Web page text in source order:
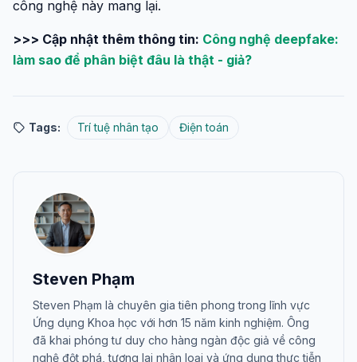
Lợi ích của điện toán đám mây đối với các doanh
nghiệp.
công nghệ này ngay hôm nay để đưa doanh nghiệp
công nghệ này mang lại.
>>> Cập nhật thêm thông tin:
làm sao để phân biệt đâu là thật - giả?
Tags: Trí tuệ nhân tạo Điện toán